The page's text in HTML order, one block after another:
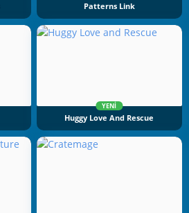
Patterns Link
YENI
Huggy Love And Rescue